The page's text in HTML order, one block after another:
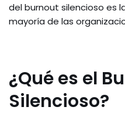
del burnout silencioso es
mayoría de las
¿Qué es el
Silencioso?